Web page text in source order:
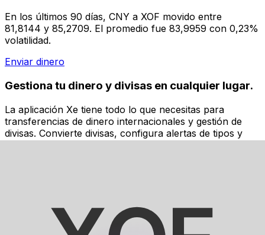
En los últimos 90 días, CNY a XOF movido entre
81,8144 y 85,2709. El promedio fue 83,9959 con 0,23%
volatilidad.
Enviar dinero
Gestiona tu dinero y divisas en cualquier lugar.
La aplicación Xe tiene todo lo que necesitas para
transferencias de dinero internacionales y gestión de
divisas. Convierte divisas, configura alertas de tipos y